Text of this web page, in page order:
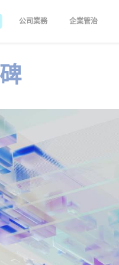
公司業務 企業管治